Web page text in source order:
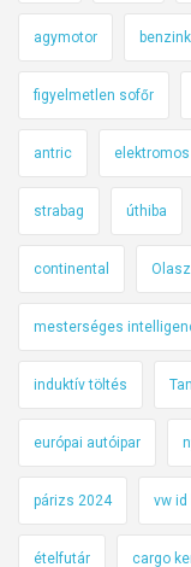
agymotor
figyelmetlen sofőr
antric
strabag úthiba
continental
mesterséges
induktív töltés
európai autóipar
párizs 2024 vw id
ételfutár cargo